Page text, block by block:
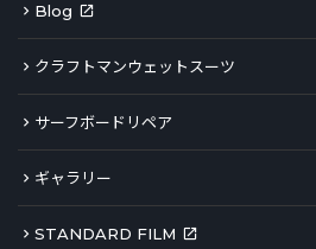
Blog
クラフトマンウェットスーツ
サーフボードリペア
ギャラリー
STANDARD FILM